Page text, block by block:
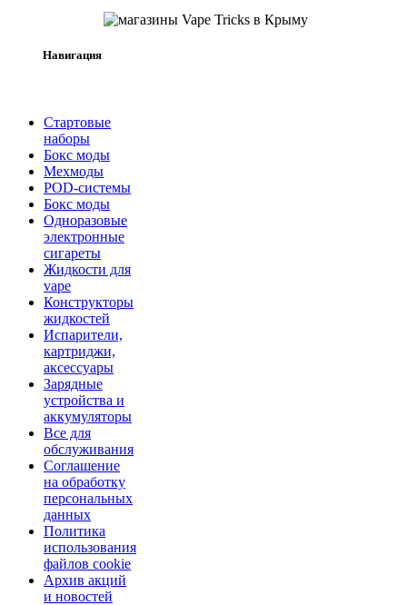
Навигация
Стартовые
наборы
Бокс моды
Мехмоды
POD-системы
Бокс моды
Одноразовые
электронные
сигареты
Жидкости для
vape
Конструкторы
жидкостей
Испарители,
картриджи,
аксессуары
Зарядные
устройства и
аккумуляторы
Все для
обслуживания
Соглашение
на обработку
персональных
данных
Политика
использования
файлов cookie
Архив акций
и новостей